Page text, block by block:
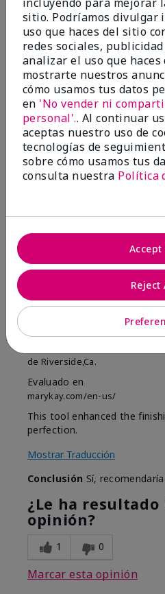
5 estrellas
4 estrellas
3 estrellas
2 estrellas
1 estrella
MK completion
EnviadoHace 1 mes
de Riverside,Ca.
Evaluado en
marykay.com/en-us/
This tool enhanced the
perfection.
Mostrar Traducción
Conclusión Sí,
¿Le ha
opinión?
1 0
Marcar esta opinión
sitio. Podríamos divulgar
uso que haces del sitio
redes sociales,
analizar el uso que
mostrarte nuestros
cómo usamos tus datos
en 'No vender ni
personal'.. Al continuar
aceptas nuestro uso de
tecnologías de
sobre cómo usamos tus
consulta nuestra Política
Reject
Accept